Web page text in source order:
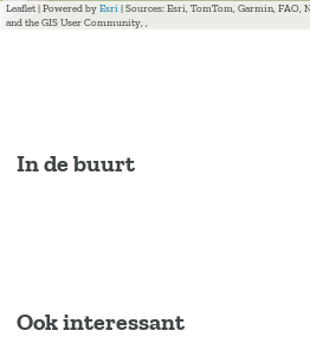
In de buurt
Leaflet | Powered by Esri | Sources: Esri, TomTom, Garmin, FAO,
and the GIS User Community, ,
Ook interessant